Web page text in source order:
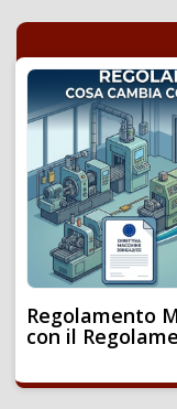
Regolamento
con il